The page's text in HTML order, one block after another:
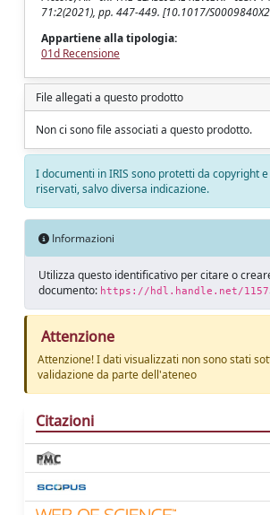
71:2(2021), pp. 447-449. [10.1017/
Appartiene alla tipologia:
01d Recensione
File allegati a questo prodotto
Non ci sono file associati a questo prodotto.
I documenti in IRIS sono protetti da copyright
riservati, salvo diversa indicazione.
Informazioni
Utilizza questo identificativo per citare o
documento: https://hdl.handle.net/
Attenzione
Attenzione! I dati visualizzati non sono stati
validazione da parte dell'ateneo
Citazioni